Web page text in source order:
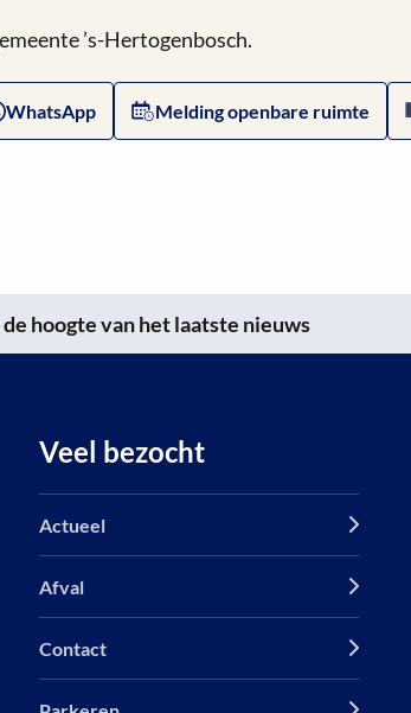
’s-Hertogenbosch.
WhatsApp Melding openbare ruimte
hoogte van het laatste nieuws
Veel bezocht
Actueel
Afval
Contact